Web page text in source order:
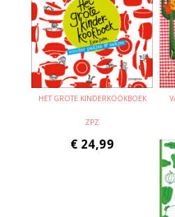
HET GROTE KINDERKOOKBOEK
ZPZ
€ 24,99